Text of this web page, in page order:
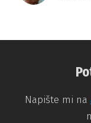
Napište mi na